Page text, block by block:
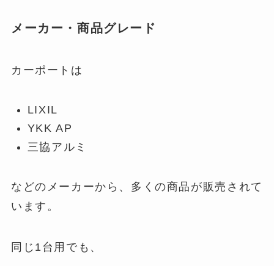
メーカー・商品グレード
カーポートは
LIXIL
YKK AP
三協アルミ
などのメーカーから、多くの商品が販売されて
います。
同じ1台用でも、